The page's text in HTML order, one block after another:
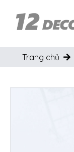
Trang chủ